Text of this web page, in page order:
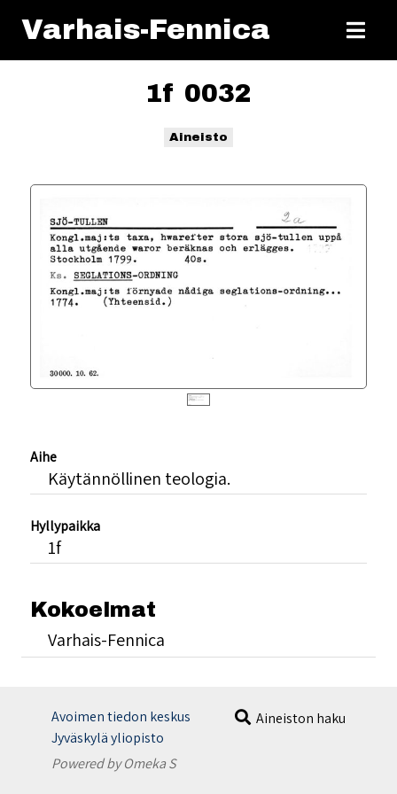
Varhais-Fennica
1f 0032
Aineisto
Aihe
Käytännöllinen teologia.
Hyllypaikka
1f
Kokoelmat
Varhais-Fennica
Avoimen tiedon keskus
Jyväskylä yliopisto
Aineiston haku
Powered by Omeka S